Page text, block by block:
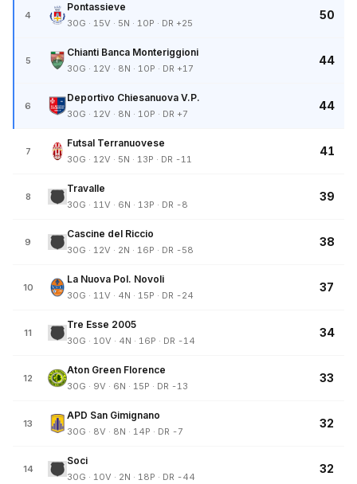
4
Pontassieve
30G · 15V · 5N · 10P · DR +25
50
5
Chianti Banca Monteriggioni
30G · 12V · 8N · 10P · DR +17
44
6
Deportivo Chiesanuova V.P.
30G · 12V · 8N · 10P · DR +7
44
7
Futsal Terranuovese
30G · 12V · 5N · 13P · DR -11
41
8
Travalle
30G · 11V · 6N · 13P · DR -8
39
9
Cascine del Riccio
30G · 12V · 2N · 16P · DR -58
38
10
La Nuova Pol. Novoli
30G · 11V · 4N · 15P · DR -24
37
11
Tre Esse 2005
30G · 10V · 4N · 16P · DR -14
34
12
Aton Green Florence
30G · 9V · 6N · 15P · DR -13
33
13
APD San Gimignano
30G · 8V · 8N · 14P · DR -7
32
14
Soci
30G · 10V · 2N · 18P · DR -44
32